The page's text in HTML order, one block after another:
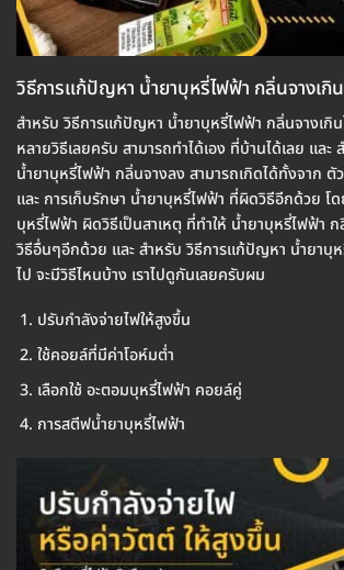
วิธีการแก้ปัญหา น้ำยาบุหรี่ไฟฟ้า กลิ่นจางเกิ
สำหรับ วิธีการแก้ปัญหา น้ำยาบุหรี่ไฟฟ้า กลิ่นจางเกิ
หลายวิธีเลยครับ สามารถทำได้เอง ที่บ้านได้เลย และ
น้ำยาบุหรี่ไฟฟ้า กลิ่นจางลง สามารถเกิดได้ทั้งจาก ตั
และ การเก็บรักษา น้ำยาบุหรี่ไฟฟ้า ที่ผิดวิธีอีกด้วย โ
บุหรี่ไฟฟ้า ผิดวิธีเป็นสาเหตุ ที่ทำให้ น้ำยาบุหรี่ไฟฟ้า ก
วิธีอื่นๆอีกด้วย และ สำหรับ วิธีการแก้ปัญหา น้ำยาบุ
ไป จะมีวิธีไหนบ้าง เราไปดูกันเลยครับผม
ปรับกำลังจ่ายไฟให้สูงขึ้น
ใช้คอยล์ที่มีค่าโอห์มต่ำ
เลือกใช้ อะตอมบุหรี่ไฟฟ้า คอยล์คู่
การสตีฟน้ำยาบุหรี่ไฟฟ้า